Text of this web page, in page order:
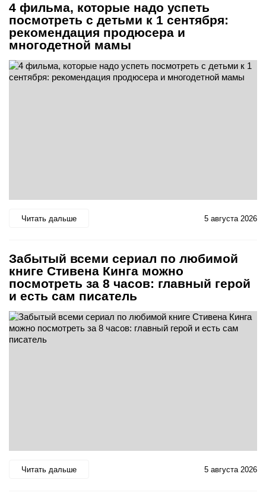
4 фильма, которые надо успеть
посмотреть с детьми к 1 сентября:
рекомендация продюсера и
многодетной мамы
Читать дальше 5 августа 2026
Забытый всеми сериал по любимой
книге Стивена Кинга можно
посмотреть за 8 часов: главный герой
и есть сам писатель
Читать дальше 5 августа 2026